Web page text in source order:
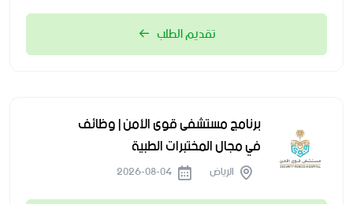
تقديم الطلب
برنامج مستشفى قوى الأمن | وظائف
في مجال المختبرات الطبية
الرياض